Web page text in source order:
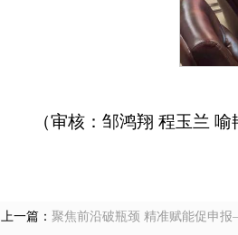
（审核：邹鸿翔 程玉兰 喻
上一篇： 聚焦前沿破瓶颈 精准赋能促申